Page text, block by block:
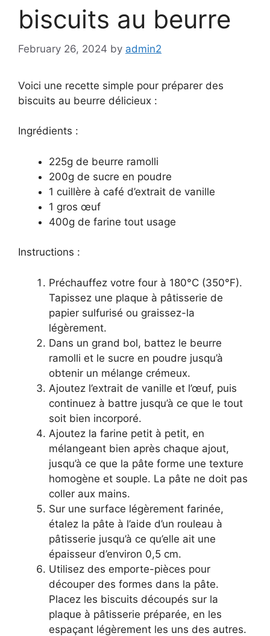
biscuits au beurre
February 26, 2024 by admin2
Voici une recette simple pour préparer des
biscuits au beurre délicieux :
Ingrédients :
225g de beurre ramolli
200g de sucre en poudre
1 cuillère à café d’extrait de vanille
1 gros œuf
400g de farine tout usage
Instructions :
Préchauffez votre four à 180°C (350°F).
Tapissez une plaque à pâtisserie de
papier sulfurisé ou graissez-la
légèrement.
Dans un grand bol, battez le beurre
ramolli et le sucre en poudre jusqu’à
obtenir un mélange crémeux.
Ajoutez l’extrait de vanille et l’œuf, puis
continuez à battre jusqu’à ce que le tout
soit bien incorporé.
Ajoutez la farine petit à petit, en
mélangeant bien après chaque ajout,
jusqu’à ce que la pâte forme une texture
homogène et souple. La pâte ne doit pas
coller aux mains.
Sur une surface légèrement farinée,
étalez la pâte à l’aide d’un rouleau à
pâtisserie jusqu’à ce qu’elle ait une
épaisseur d’environ 0,5 cm.
Utilisez des emporte-pièces pour
découper des formes dans la pâte.
Placez les biscuits découpés sur la
plaque à pâtisserie préparée, en les
espaçant légèrement les uns des autres.